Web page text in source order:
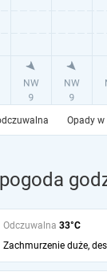
Opady w
Odczuwalna 33°C
Zachmurzenie duże,